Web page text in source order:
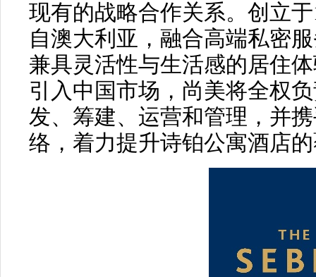
现有的战略合作关系。创立
自澳大利亚，融合高端私密
兼具灵活性与生活感的居住
引入中国市场，尚美将全权
发、筹建、运营和管理，并
络，着力提升诗铂公寓酒店